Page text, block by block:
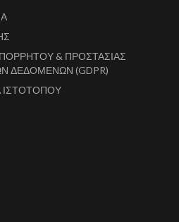
& ΠΡΟΣΤΑΣΙΑΣ
ΔΕΔΟΜΕΝΩΝ (GDPR)
ΙΣΤΟΤΟΠΟΥ